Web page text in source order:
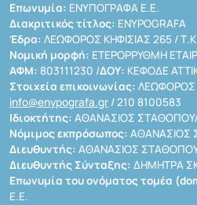
Επωνυμία: ΕΝΥΠΟΓΡΑΦΑ Ε.Ε.
Διακριτικός τίτλος: ENYPOGRAFA
Έδρα: ΛΕΩΦΟΡΟΣ ΚΗΦΙΣΙΑΣ 265 /
Νομική μορφή: ΕΤΕΡΟΡΡΥΘΜΗ
ΑΦΜ: 803111230 /ΔΟΥ: ΚΕΦΟΔΕ
Στοιχεία επικοινωνίας: ΛΕΩΦΟΡΟΣ
info@enypografa.gr / 210 8100583
Ιδιοκτήτης: ΑΘΑΝΑΣΙΟΣ
Νόμιμος εκπρόσωπος: ΑΘΑΝΑΣΙΟΣ
Διευθυντής: ΑΘΑΝΑΣΙΟΣ
Διευθυντής Σύνταξης: ΔΗΜΗΤΡΑ
Επωνυμία του ονόματος τομέα
Ε.Ε.